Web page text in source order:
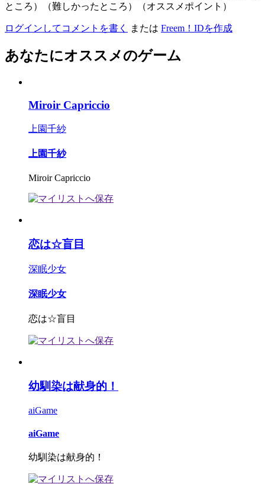
ところ）（難しかったところ）（オススメポイント）
ログインしてコメントを書く または Freem！IDを作成
あなたにオススメのゲーム
Miroir Capriccio
上園千紗
上園千紗
Miroir Capriccio
恋は☆盲目
深眠少女
深眠少女
恋は☆盲目
幼馴染は献身的！
aiGame
aiGame
幼馴染は献身的！